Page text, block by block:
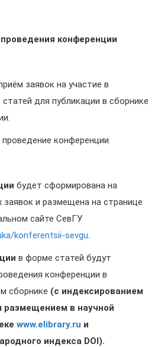
конференции
заявок на участие в
для публикации в сборнике
конференции.
будет сформирована на
заявок и размещена на странице
сайте СевГУ
konferentsii-sevgu.
в форме статей будут
конференции в
сборнике (с индексированием
в научной
www.elibrary.ru и
индекса DOI).